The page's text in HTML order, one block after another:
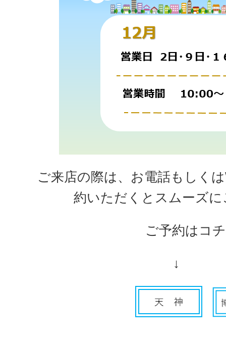
ご来店の際は、お電話もしく
約いただくとスムーズ
ご予約はコ
↓